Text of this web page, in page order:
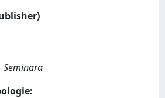
Seminara